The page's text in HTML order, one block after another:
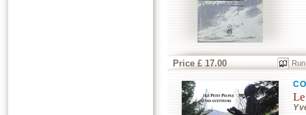
Price £ 17.00